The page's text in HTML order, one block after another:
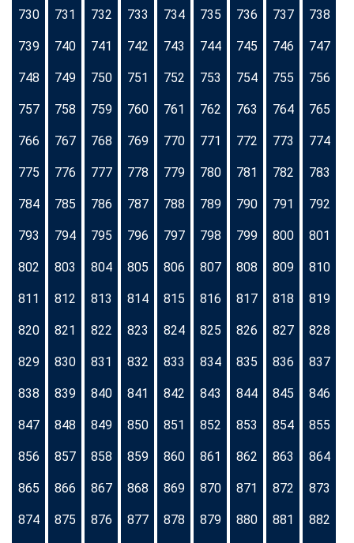
730 731 732 733 734 735 736 737 738
739 740 741 742 743 744 745 746 747
748 749 750 751 752 753 754 755 756
757 758 759 760 761 762 763 764 765
766 767 768 769 770 771 772 773 774
775 776 777 778 779 780 781 782 783
784 785 786 787 788 789 790 791 792
793 794 795 796 797 798 799 800 801
802 803 804 805 806 807 808 809 810
811 812 813 814 815 816 817 818 819
820 821 822 823 824 825 826 827 828
829 830 831 832 833 834 835 836 837
838 839 840 841 842 843 844 845 846
847 848 849 850 851 852 853 854 855
856 857 858 859 860 861 862 863 864
865 866 867 868 869 870 871 872 873
874 875 876 877 878 879 880 881 882